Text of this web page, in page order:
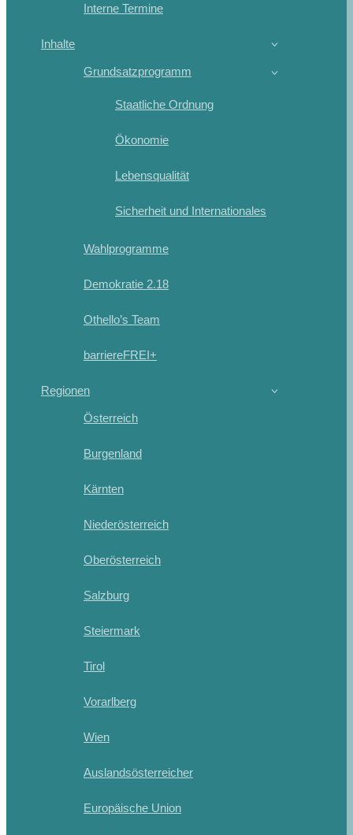
Interne Termine
Inhalte
Grundsatzprogramm
Staatliche Ordnung
Ökonomie
Lebensqualität
Sicherheit und Internationales
Wahlprogramme
Demokratie 2.18
Othello’s Team
barriereFREI+
Regionen
Österreich
Burgenland
Kärnten
Niederösterreich
Oberösterreich
Salzburg
Steiermark
Tirol
Vorarlberg
Wien
Auslandsösterreicher
Europäische Union